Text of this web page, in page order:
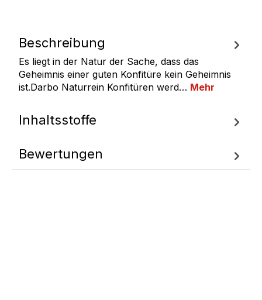
Beschreibung
Es liegt in der Natur der Sache, dass das
Geheimnis einer guten Konfitüre kein Geheimnis
ist.Darbo Naturrein Konfitüren werd… Mehr
Inhaltsstoffe
Bewertungen